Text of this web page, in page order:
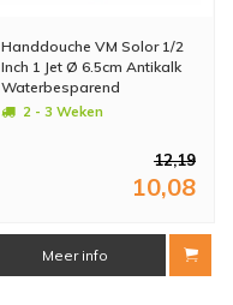
Handdouche VM Solor 1/2
Inch 1 Jet Ø 6.5cm Antikalk
Waterbesparend
2 - 3 Weken
12,19
10,08
Meer info